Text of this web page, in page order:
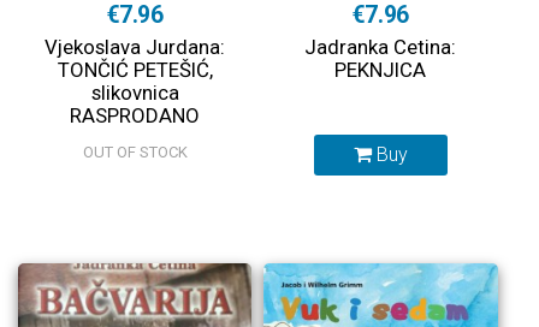
€7.96
Vjekoslava Jurdana:
TONČIĆ PETEŠIĆ,
slikovnica
RASPRODANO
OUT OF STOCK
€7.96
Jadranka Cetina:
PEKNJICA
Buy